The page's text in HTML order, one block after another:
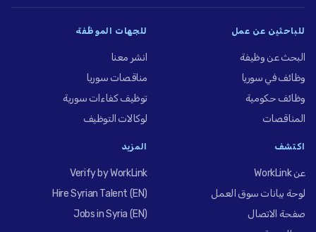
للباحثين عن عمل
البحث عن وظيفة
وظائف في سوريا
وظائف حكومية
المناقصات
للجهات الموظِّفة
انشر معنا
مناقصات سوريا
توظيف كفاءات سورية
لوكالات التوظيف
اكتشف
عن WorkLink
لوحة بيانات سوق العمل
صفحة الاتصال
المزيد
Verify by WorkLink
Hire Syrian Talent (EN)
Jobs in Syria (EN)